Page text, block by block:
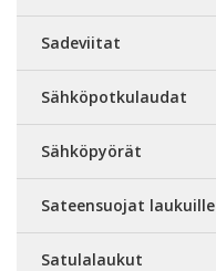
Sadeviitat
Sähköpotkulaudat
Sähköpyörät
Sateensuojat laukuille
Satulalaukut